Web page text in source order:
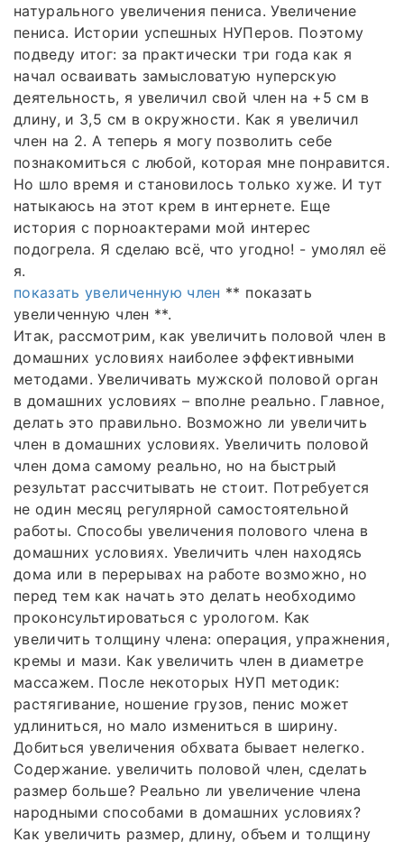
натурального увеличения пениса. Увеличение
пениса. Истории успешных НУПеров. Поэтому
подведу итог: за практически три года как я
начал осваивать замысловатую нуперскую
деятельность, я увеличил свой член на +5 см в
длину, и 3,5 см в окружности. Как я увеличил
член на 2. А теперь я могу позволить себе
познакомиться с любой, которая мне понравится.
Но шло время и становилось только хуже. И тут
натыкаюсь на этот крем в интернете. Еще
история с порноактерами мой интерес
подогрела. Я сделаю всё, что угодно! - умолял её
я.
показать увеличенную член ** показать
увеличенную член **.
Итак, рассмотрим, как увеличить половой член в
домашних условиях наиболее эффективными
методами. Увеличивать мужской половой орган
в домашних условиях – вполне реально. Главное,
делать это правильно. Возможно ли увеличить
член в домашних условиях. Увеличить половой
член дома самому реально, но на быстрый
результат рассчитывать не стоит. Потребуется
не один месяц регулярной самостоятельной
работы. Способы увеличения полового члена в
домашних условиях. Увеличить член находясь
дома или в перерывах на работе возможно, но
перед тем как начать это делать необходимо
проконсультироваться с урологом. Как
увеличить толщину члена: операция, упражнения,
кремы и мази. Как увеличить член в диаметре
массажем. После некоторых НУП методик:
растягивание, ношение грузов, пенис может
удлиниться, но мало измениться в ширину.
Добиться увеличения обхвата бывает нелегко.
Содержание. увеличить половой член, сделать
размер больше? Реально ли увеличение члена
народными способами в домашних условиях?
Как увеличить размер, длину, объем и толщину